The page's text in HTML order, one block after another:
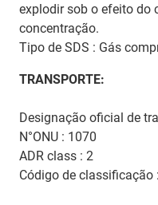
explodir sob o efeito do
concentração.
Tipo de SDS : Gás
TRANSPORTE:
Designação oficial de
N°ONU : 1070
ADR class : 2
Código de classificação